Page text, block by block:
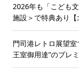
2026年も「こども
施設＞で特典あり【
門司港レトロ展望
王室御用達”のプレ